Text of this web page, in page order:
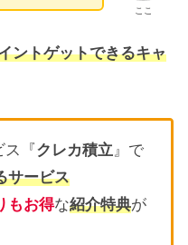
ここ
ントゲットできるキャ
ス『クレカ積立 』で
サービス
もお得な紹介特典が